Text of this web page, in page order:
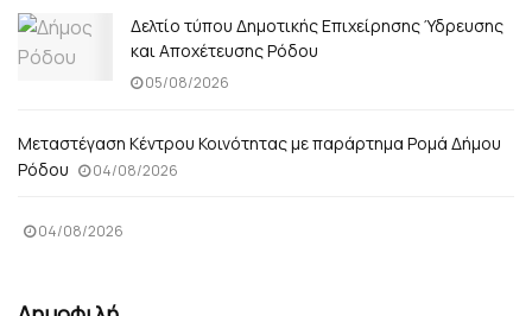
Δελτίο τύπου Δημοτικής Επιχείρησης Ύδρευσης
και Αποχέτευσης Ρόδου
05/08/2026
Μεταστέγαση Κέντρου Κοινότητας με παράρτημα Ρομά Δήμου
Ρόδου
04/08/2026
04/08/2026